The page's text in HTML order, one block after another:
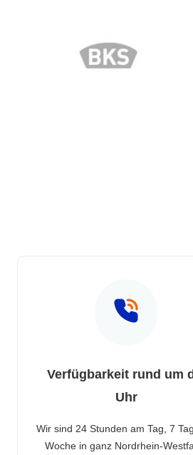
Verfügbarkeit rund um
Uhr
Wir sind 24 Stunden am Tag, 7
Woche in ganz Nordrhein-